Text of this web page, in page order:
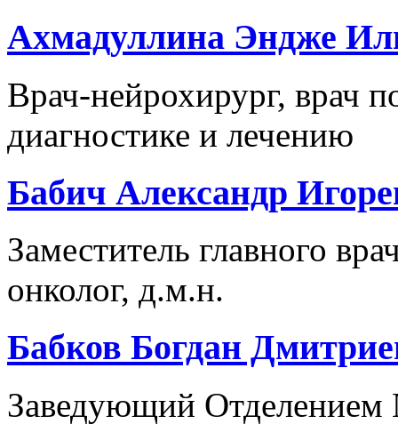
Ахмадуллина Эндже
Врач-нейрохирург, врач
диагностике и лечению
Бабич Александр
Заместитель главного
онколог, д.м.н.
Бабков Богдан
Заведующий Отделением